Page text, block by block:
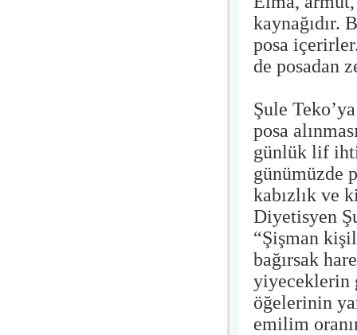
kaynağıdır.
posa
de posadan
Şule
posa
günlük lif
günümüzde
kabızlık ve
Diyetisyen
“Şişman
bağırsak
yiyeceklerin
öğelerinin
emilim